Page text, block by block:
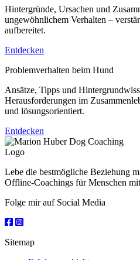
Hintergründe, Ursachen und
ungewöhnlichem Verhalten –
aufbereitet.
Entdecken
Problemverhalten beim Hund
Ansätze, Tipps und
Herausforderungen im
und lösungsorientiert.
Entdecken
Lebe die bestmögliche Beziehung
Offline-Coachings für Menschen
Folge mir auf Social Media
Sitemap